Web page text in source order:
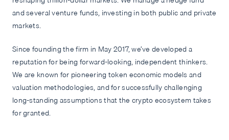
and several venture funds, investing in both public and private
markets.
Since founding the firm in May 2017, we’ve developed a
reputation for being forward-looking, independent thinkers.
We are known for pioneering token economic models and
valuation methodologies, and for successfully challenging
long-standing assumptions that the crypto ecosystem takes
for granted.